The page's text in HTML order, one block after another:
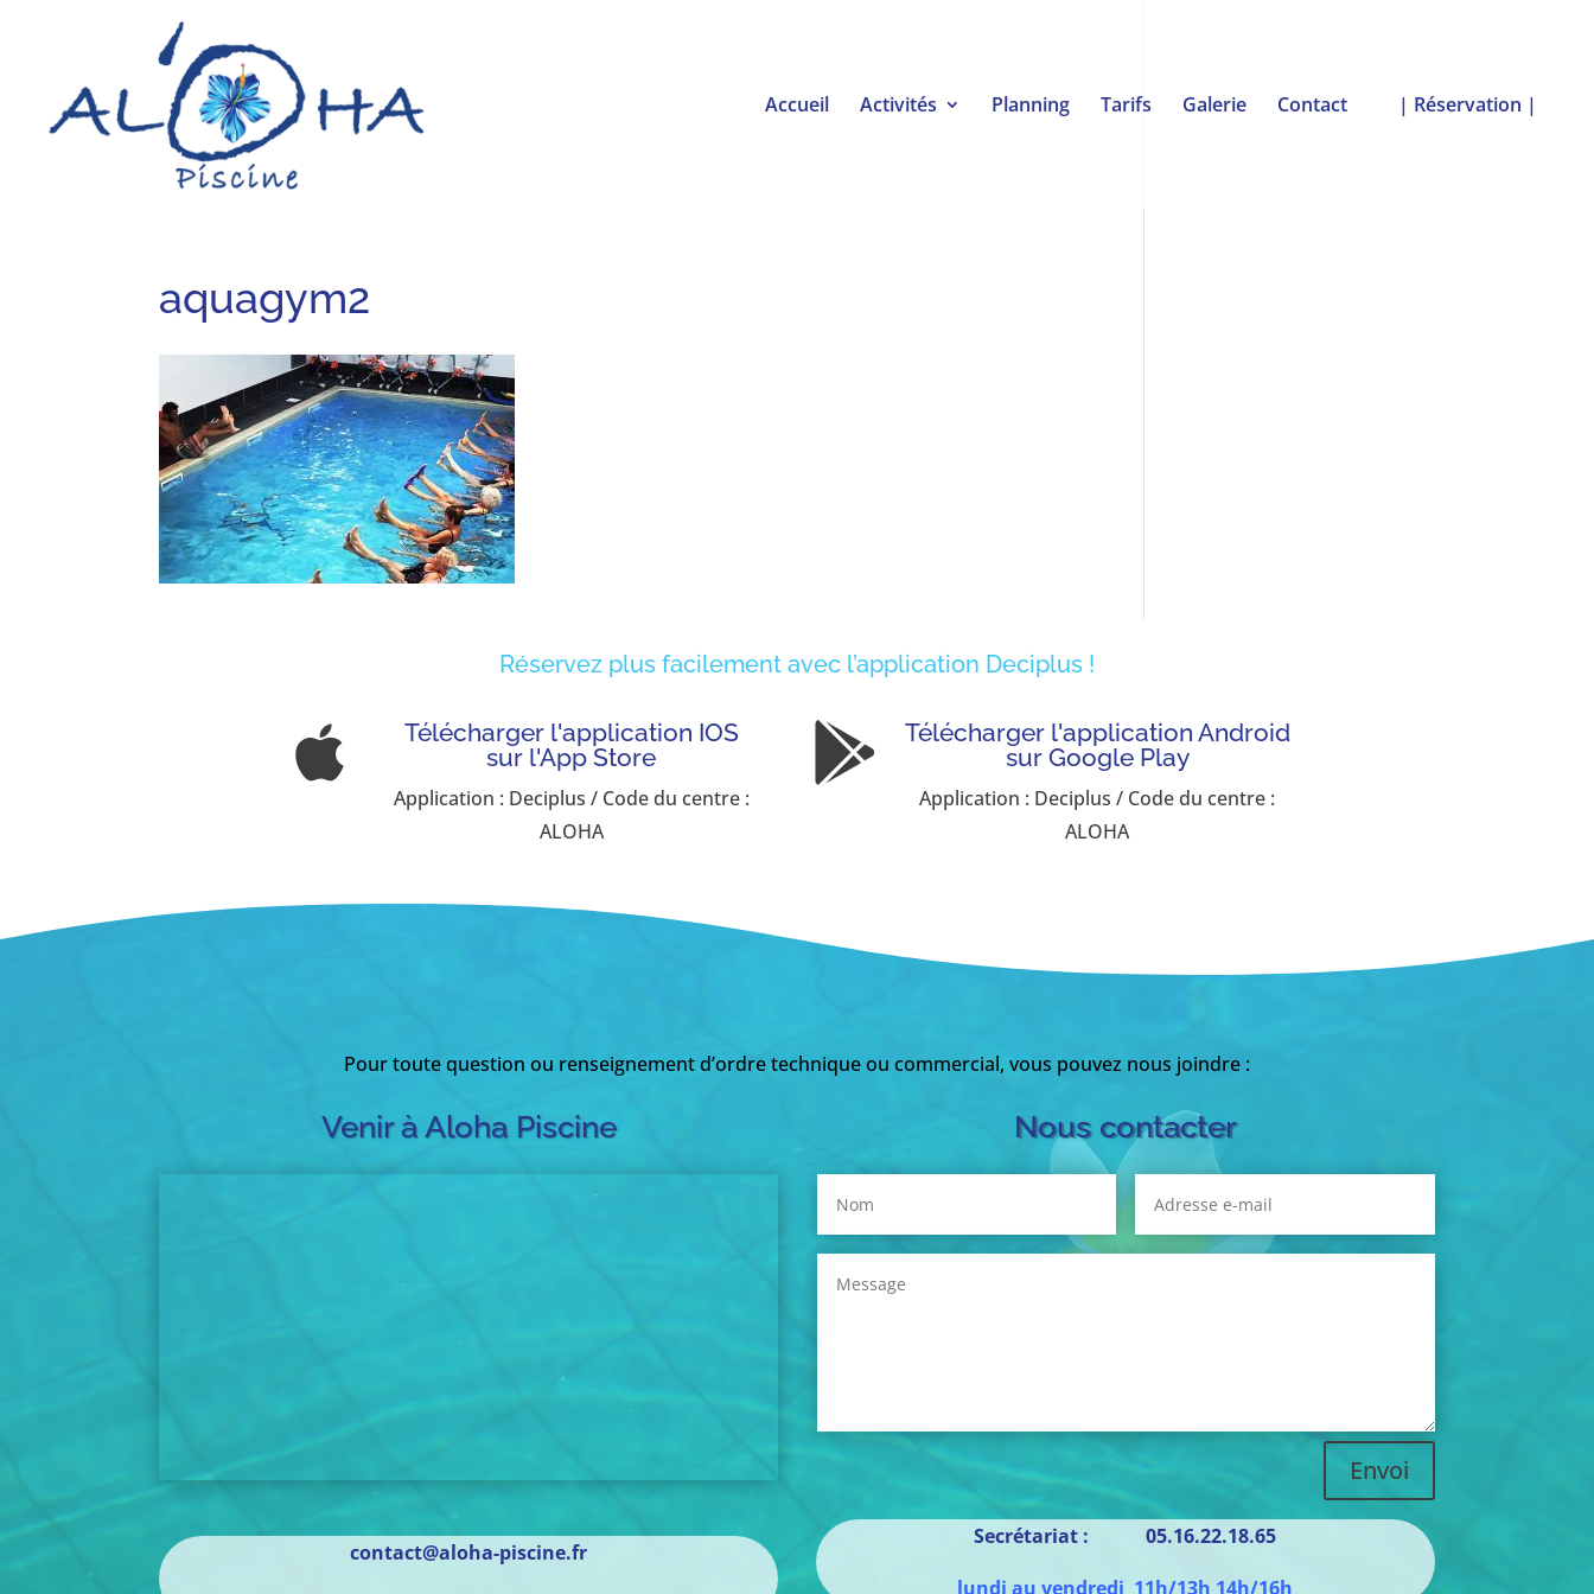
Accueil Activités Planning Tarifs Galerie Contact | Réservation |
aquagym2
Réservez plus facilement avec l’application Deciplus !

Télécharger l'application IOS
sur l'App Store
Application : Deciplus / Code du centre :
ALOHA

Télécharger l'application Android
sur Google Play
Application : Deciplus / Code du centre :
ALOHA
Pour toute question ou renseignement d’ordre technique ou commercial, vous pouvez nous joindre :
Venir à Aloha Piscine
contact@aloha-piscine.fr
Nous contacter
Envoi
Secrétariat : 05.16.22.18.65
lundi au vendredi 11h/13h 14h/16h